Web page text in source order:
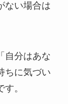
ない場合は
自分はあな
ちに気づい
。